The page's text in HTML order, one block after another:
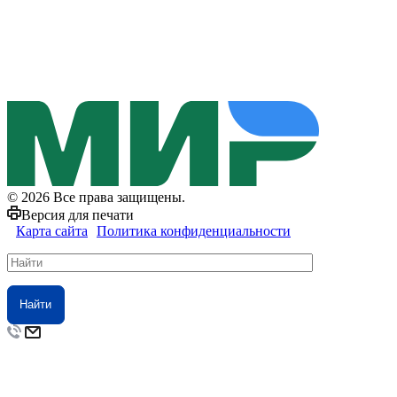
© 2026 Все права защищены.
Версия для печати
Карта сайта
Политика конфиденциальности
Найти